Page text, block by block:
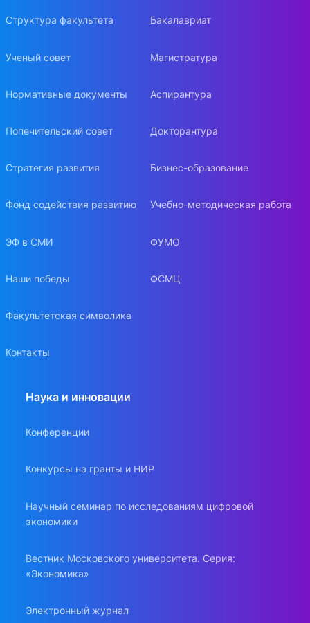
Структура факультета
Ученый совет
Нормативные документы
Попечительский совет
Стратегия развития
Фонд содействия развитию
ЭФ в СМИ
Наши победы
Факультетская символика
Контакты
Бакалавриат
Магистратура
Аспирантура
Докторантура
Бизнес-образование
Учебно-методическая работа
ФУМО
ФСМЦ
Наука и инновации
Конференции
Конкурсы на гранты и НИР
Научный семинар по исследованиям цифровой
экономики
Вестник Московского университета. Серия:
«Экономика»
Электронный журнал